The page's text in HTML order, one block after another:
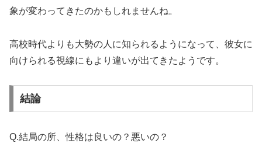
象が変わってきたのかもしれませんね。
高校時代よりも大勢の人に知られるようになって、彼女に
向けられる視線にもより違いが出てきたようです。
結論
Q.結局の所、性格は良いの？悪いの？